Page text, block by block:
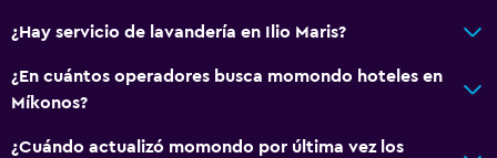
¿Hay servicio de lavandería en Ilio Maris?
¿En cuántos operadores busca momondo hoteles en
Míkonos?
¿Cuándo actualizó momondo por última vez los